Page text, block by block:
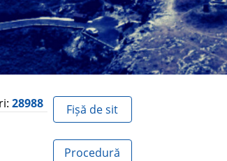
28988 Fișă de sit
Procedură